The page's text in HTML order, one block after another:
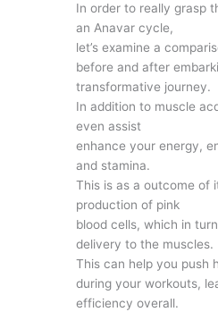
In order to really grasp
an Anavar cycle,
let’s examine a
before and after
transformative journey.
In addition to muscle
even assist
enhance your energy,
and stamina.
This is as a outcome of
production of pink
blood cells, which in
delivery to the muscles.
This can help you push
during your workouts,
efficiency overall.